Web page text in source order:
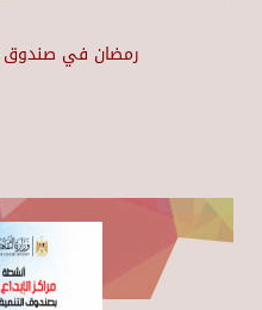
رمضان في صندوق